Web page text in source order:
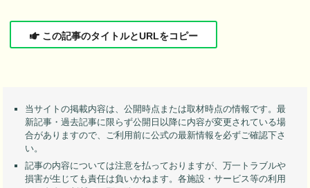
この記事のタイトルとURLをコピー
当サイトの掲載内容は、公開時点または取材時点の情報です。最
新記事・過去記事に限らず公開日以降に内容が変更されている場
合がありますので、ご利用前に公式の最新情報を必ずご確認下さ
い。
記事の内容については注意を払っておりますが、万一トラブルや
損害が生じても責任は負いかねます。各施設・サービス等の利用